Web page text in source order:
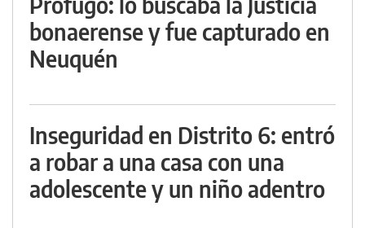
bonaerense y fue capturado en
Neuquén
Inseguridad en Distrito 6: entró
a robar a una casa con una
adolescente y un niño adentro